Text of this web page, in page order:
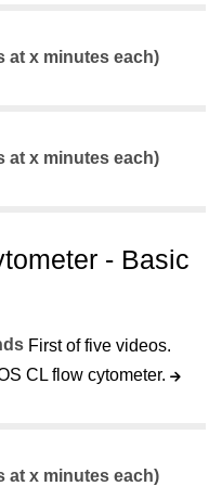
at x minutes each)
at x minutes each)
- Basic
First of five videos.
CL flow cytometer.
at x minutes each)